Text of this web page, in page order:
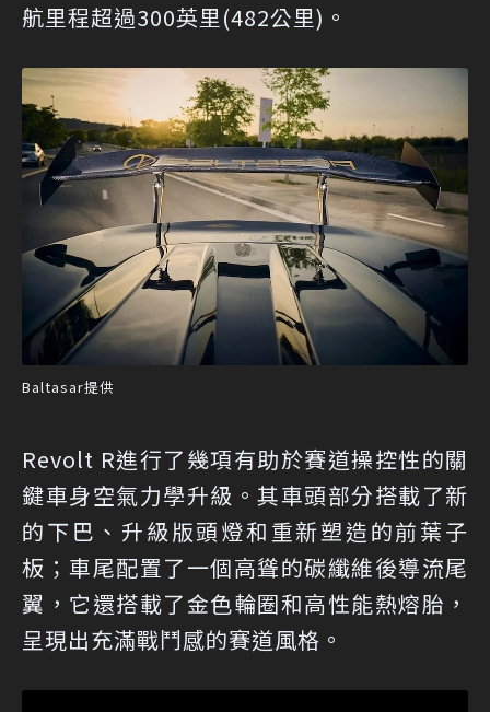
航里程超過300英里(482公里)。
Baltasar提供
Revolt R進行了幾項有助於賽道操控性的關
鍵車身空氣力學升級。其車頭部分搭載了新
的下巴、升級版頭燈和重新塑造的前葉子
板；車尾配置了一個高聳的碳纖維後導流尾
翼，它還搭載了金色輪圈和高性能熱熔胎，
呈現出充滿戰鬥感的賽道風格。